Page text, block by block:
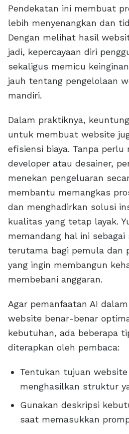
Pendekatan ini membuat
lebih menyenangkan dan
Dengan melihat hasil
jadi, kepercayaan diri
sekaligus memicu
jauh tentang pengelolaan
mandiri.
Dalam praktiknya,
untuk membuat website
efisiensi biaya. Tanpa perlu
developer atau desainer,
menekan pengeluaran
membantu memangkas
dan menghadirkan solusi
kualitas yang tetap layak.
memandang hal ini
terutama bagi pemula dan
yang ingin membangun
membebani anggaran.
Agar pemanfaatan AI
website benar-benar
kebutuhan, ada beberapa
diterapkan oleh pembaca:
Tentukan tujuan
menghasilkan struktur
Gunakan deskripsi
saat memasukkan